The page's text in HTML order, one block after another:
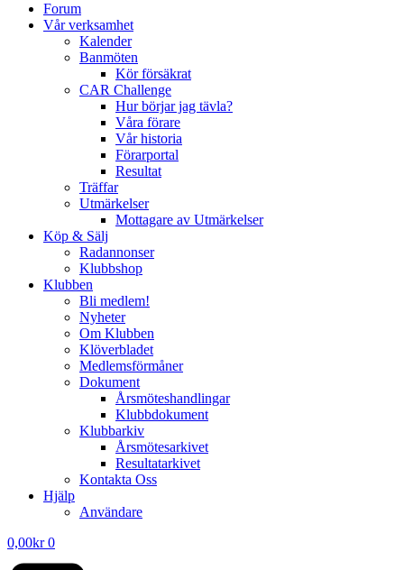
Forum
Vår verksamhet
Kalender
Banmöten
Kör försäkrat
CAR Challenge
Hur börjar jag tävla?
Våra förare
Vår historia
Förarportal
Resultat
Träffar
Utmärkelser
Mottagare av Utmärkelser
Köp & Sälj
Radannonser
Klubbshop
Klubben
Bli medlem!
Nyheter
Om Klubben
Klöverbladet
Medlemsförmåner
Dokument
Årsmöteshandlingar
Klubbdokument
Klubbarkiv
Årsmötesarkivet
Resultatarkivet
Kontakta Oss
Hjälp
Användare
0,00kr 0